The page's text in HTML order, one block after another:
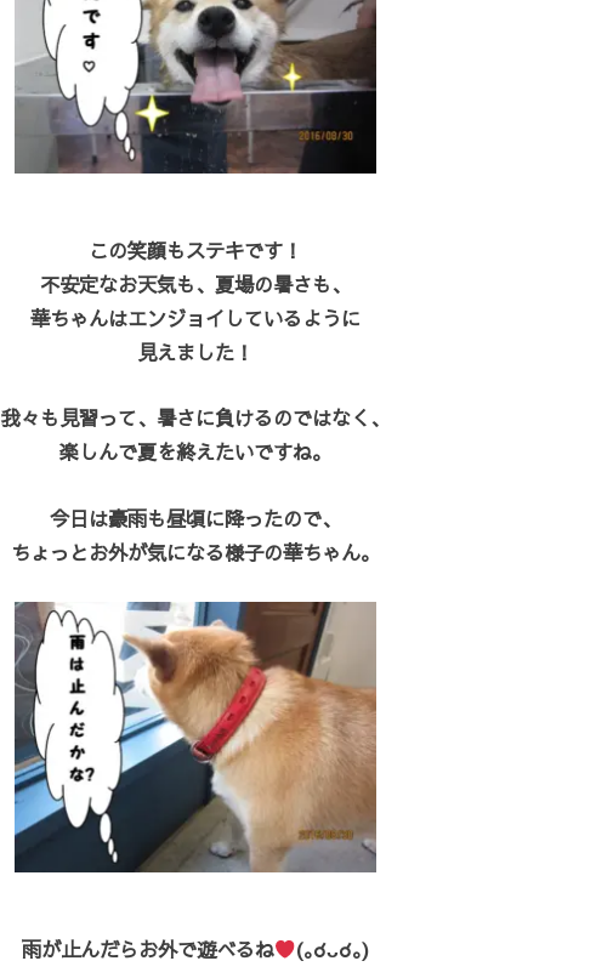
この笑顔もステキです！
不安定なお天気も、夏場の暑さも、
華ちゃんはエンジョイしているように
見えました！
我々も見習って、暑さに負けるのではなく、
楽しんで夏を終えたいですね。
今日は豪雨も昼頃に降ったので、
ちょっとお外が気になる様子の華ちゃん。
雨が止んだらお外で遊べるね (｡☌ᴗ☌｡)